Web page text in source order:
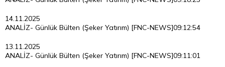
14.11.2025
09:12:54
ANALİZ- Günlük Bülten (Şeker Yatırım) [FNC-NEWS]
13.11.2025
09:11:01
ANALİZ- Günlük Bülten (Şeker Yatırım) [FNC-NEWS]